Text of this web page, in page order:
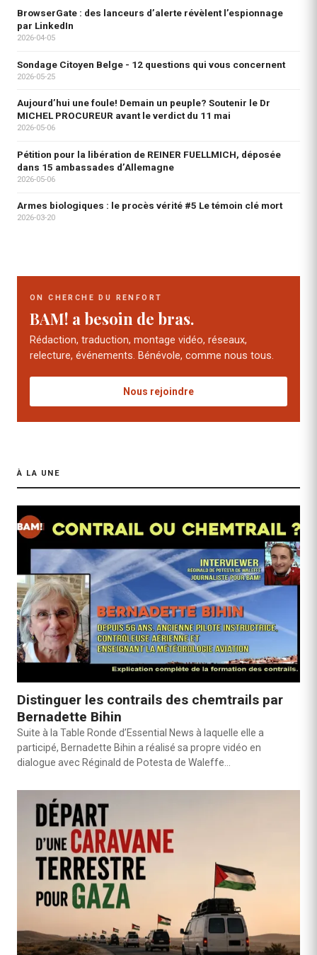
BrowserGate : des lanceurs d’alerte révèlent l’espionnage
par LinkedIn
2026-04-05
Sondage Citoyen Belge - 12 questions qui vous concernent
2026-05-25
Aujourd’hui une foule! Demain un peuple? Soutenir le Dr
MICHEL PROCUREUR avant le verdict du 11 mai
2026-05-06
Pétition pour la libération de REINER FUELLMICH, déposée
dans 15 ambassades d’Allemagne
2026-05-06
Armes biologiques : le procès vérité #5 Le témoin clé mort
2026-03-20
ON CHERCHE DU RENFORT
BAM! a besoin de bras.
Rédaction, traduction, montage vidéo, réseaux,
relecture, événements. Bénévole, comme nous tous.
Nous rejoindre
À LA UNE
Distinguer les contrails des chemtrails par
Bernadette Bihin
Suite à la Table Ronde d’Essential News à laquelle elle a
participé, Bernadette Bihin a réalisé sa propre vidéo en
dialogue avec Réginald de Potesta de Waleffe…